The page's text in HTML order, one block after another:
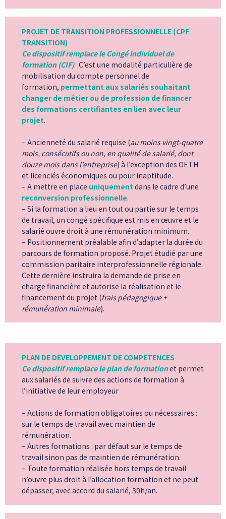
PROJET DE TRANSITION PROFESSIONNELLE (CPF
TRANSITION)
Ce dispositif remplace le Congé individuel de
formation (CIF). C’est une modalité particulière de
mobilisation du compte personnel de
formation, permettant aux salariés souhaitant
changer de métier ou de profession de financer
des formations certifiantes en lien avec leur
projet.
– Ancienneté du salarié requise (au moins vingt-quatre
mois, consécutifs ou non, en qualité de salarié, dont
douze mois dans l’entreprise) à l’exception des OETH
et licenciés économiques ou pour inaptitude.
– A mettre en place uniquement dans le cadre d’une
reconversion professionnelle.
– Si la formation a lieu en tout ou partie sur le temps
de travail, un congé spécifique est mis en œuvre et le
salarié ouvre droit à une rémunération minimum.
– Positionnement préalable afin d’adapter la durée du
parcours de formation proposé. Projet étudié par une
commission paritaire interprofessionnelle régionale.
Cette dernière instruira la demande de prise en
charge financière et autorise la réalisation et le
financement du projet (frais pédagogique +
rémunération minimale).
PLAN DE DEVELOPPEMENT DE COMPETENCES
Ce dispositif remplace le plan de formationet permet
aux salariés de suivre des actions de formation à
l’initiative de leur employeur
– Actions de formation obligatoires ou nécessaires :
sur le temps de travail avec maintien de
rémunération.
– Autres formations : par défaut sur le temps de
travail sinon pas de maintien de rémunération.
– Toute formation réalisée hors temps de travail
n’ouvre plus droit à l’allocation formation et ne peut
dépasser, avec accord du salarié, 30h/an.